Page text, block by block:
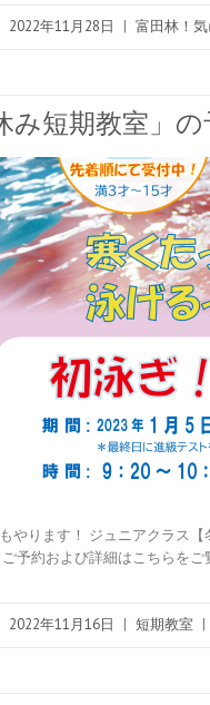
2022年11月28日 | 富田林！
み短期教室」
やります！ ジュニアクラス
予約および詳細はこちらを
2022年11月16日 | 短期教室 |